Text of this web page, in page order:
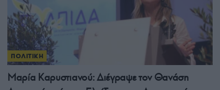
ΠΟΛΙΤΙΚΗ
Μαρία Καρυστιανού: Διέγραψε τον Θανάση